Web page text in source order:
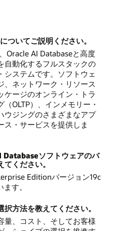
いてご説明ください。
Oracle AI Databaseと高度
自動化するフルスタックの
システムです。ソフトウェ
、ネットワーク・リソース
ケージのオンライン・トラ
OLTP）、インメモリー・
ウジングのさまざまなアプ
ス・サービスを提供しま
ソフトウェアのバ
ください。
Editionバージョン19c
す。
方法を教えてください。
量、コスト、そしてお客様